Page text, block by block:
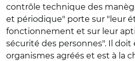
contrôle technique des
et périodique" porte sur "leur
fonctionnement et sur leur
sécurité des personnes". Il
organismes agréés et est à la